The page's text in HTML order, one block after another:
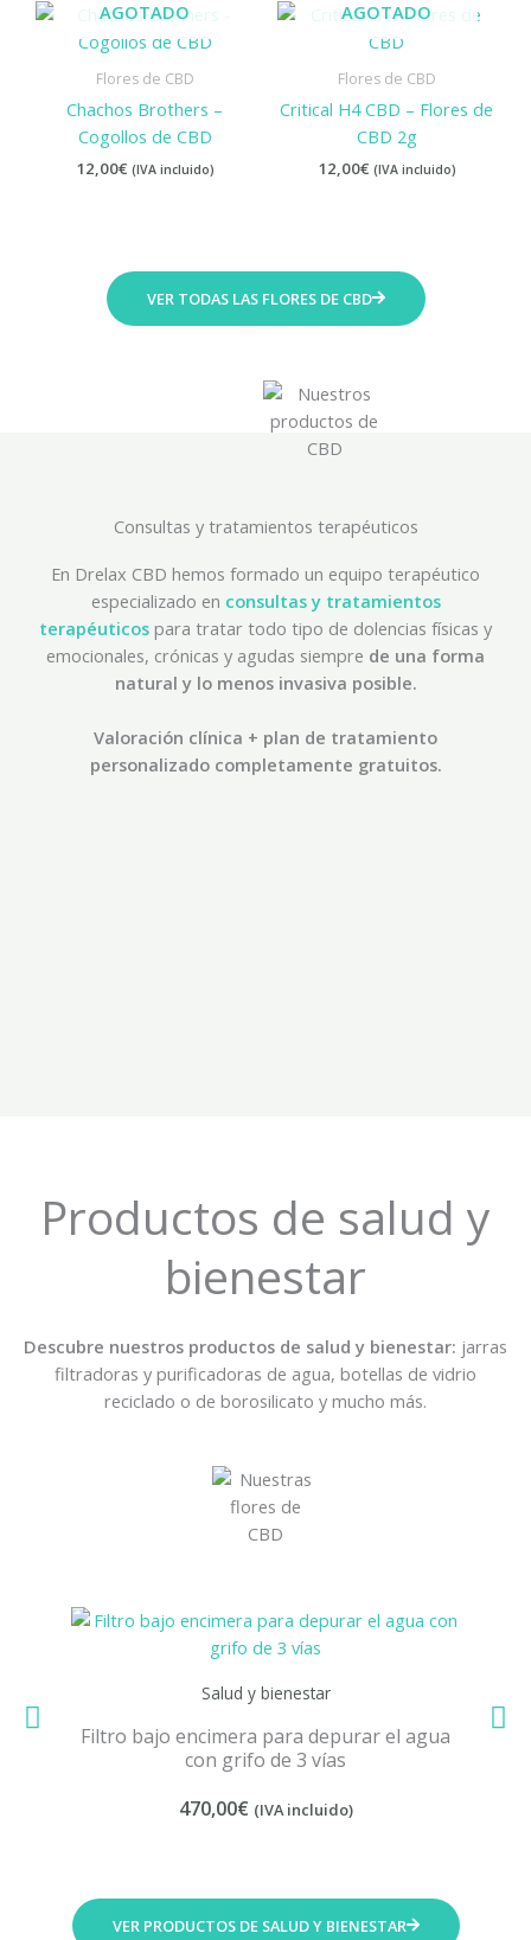
AGOTADO
Flores de CBD
Chachos Brothers –
Cogollos de CBD
12,00€ (IVA incluido)
AGOTADO
Flores de CBD
Critical H4 CBD – Flores de
CBD 2g
12,00€ (IVA incluido)
VER TODAS LAS FLORES DE CBD
Consultas y tratamientos terapéuticos
En Drelax CBD hemos formado un equipo terapéutico
especializado en consultas y tratamientos
terapéuticos para tratar todo tipo de dolencias físicas y
emocionales, crónicas y agudas siempre de una forma
natural y lo menos invasiva posible.
Valoración clínica + plan de tratamiento
personalizado completamente gratuitos.
Productos de salud y
bienestar
Descubre nuestros productos de salud y bienestar: jarras
filtradoras y purificadoras de agua, botellas de vidrio
reciclado o de borosilicato y mucho más.
Salud y bienestar
Filtro bajo encimera para depurar el agua
con grifo de 3 vías
470,00€ (IVA incluido)
Filtro
VER PRODUCTOS DE SALUD Y BIENESTAR